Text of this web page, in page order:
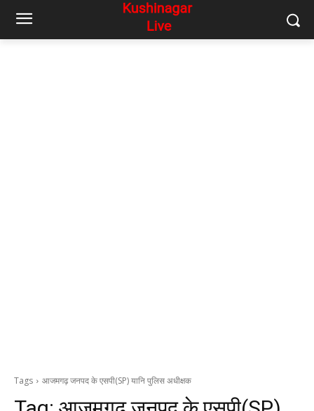
Tags आजमगढ़ जनपद के एसपी(SP) यानि पुलिस अधीक्षक